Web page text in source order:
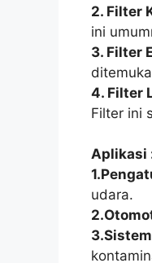
2. Filter
ini
3. Filter
4. Filter
Filter ini
Aplikasi
udara.